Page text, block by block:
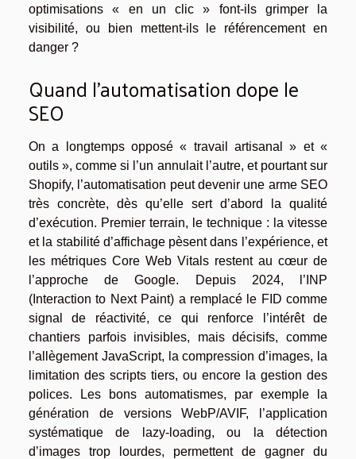
optimisations « en un clic » font-ils grimper la
visibilité, ou bien mettent-ils le référencement en
danger ?
Quand l’automatisation dope le
SEO
On a longtemps opposé « travail artisanal » et «
outils », comme si l’un annulait l’autre, et pourtant sur
Shopify, l’automatisation peut devenir une arme SEO
très concrète, dès qu’elle sert d’abord la qualité
d’exécution. Premier terrain, le technique : la vitesse
et la stabilité d’affichage pèsent dans l’expérience, et
les métriques Core Web Vitals restent au cœur de
l’approche de Google. Depuis 2024, l’INP
(Interaction to Next Paint) a remplacé le FID comme
signal de réactivité, ce qui renforce l’intérêt de
chantiers parfois invisibles, mais décisifs, comme
l’allègement JavaScript, la compression d’images, la
limitation des scripts tiers, ou encore la gestion des
polices. Les bons automatismes, par exemple la
génération de versions WebP/AVIF, l’application
systématique de lazy-loading, ou la détection
d’images trop lourdes, permettent de gagner du